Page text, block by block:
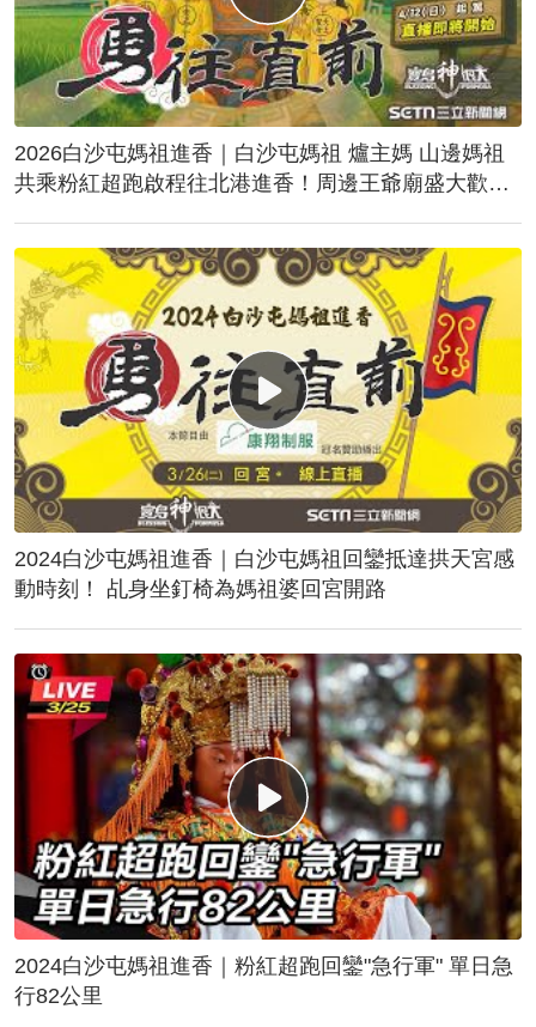
2026白沙屯媽祖進香｜白沙屯媽祖 爐主媽 山邊媽祖
共乘粉紅超跑啟程往北港進香！周邊王爺廟盛大歡
2024白沙屯媽祖進香｜白沙屯媽祖回鑾抵達拱天宮感
動時刻！ 乩身坐釘椅為媽祖婆回宮開路
2024白沙屯媽祖進香｜粉紅超跑回鑾"急行軍" 單日急
行82公里